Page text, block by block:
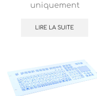
uniquement
LIRE LA SUITE